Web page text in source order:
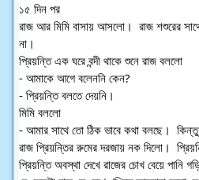
১৫ দিন পর
রাজ আর মিমি বাসায় আসলো।  রাজ শশুরের
না।
প্রিয়ন্তি এক ঘরে বন্দী থাকে শুনে রাজ বললো
- আমাকে আগে বলেননি কেন?
- প্রিয়ন্তি বলতে দেয়নি।
মিমি বললো
- আমার সাথে তো ঠিক ভাবে কথা বলছে।
রাজ প্রিয়ন্তির রুমের দরজায় নক দিলো।
প্রিয়ন্তি অবস্থা দেখে রাজের চোখ বেয়ে পানি